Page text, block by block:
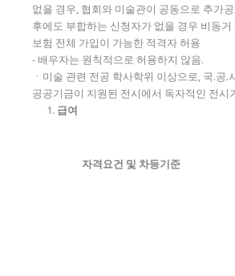
없을 경우, 협회와 미술관이 공동으로 추가
후에도 부합하는 신청자가 없을 경우 비동거
보험 전체 가입이 가능한 적격자 허용
- 배우자는 원칙적으로 허용하지 않음.
ㆍ미술 관련 전공 학사학위 이상으로, 국.공.
공공기금이 지원된 전시에서 독자적인 전시
급여
자격요건 및 차등기준